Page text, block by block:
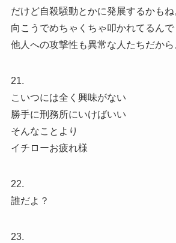
だけど自殺騒動とかに発展するかもね
向こうでめちゃくちゃ叩かれてるんで
他人への攻撃性も異常な人たちだから
21.
こいつには全く興味がない
勝手に刑務所にいけばいい
そんなことより
イチローお疲れ様
22.
誰だよ？
23.